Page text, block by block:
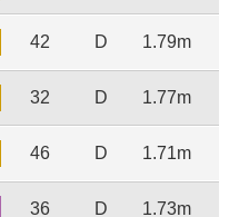
42 D 1.79m
32 D 1.77m
46 D 1.71m
36 D 1.73m